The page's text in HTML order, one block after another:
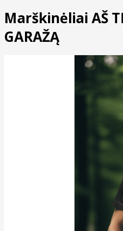
Marškinėliai AŠ
GARAŽĄ